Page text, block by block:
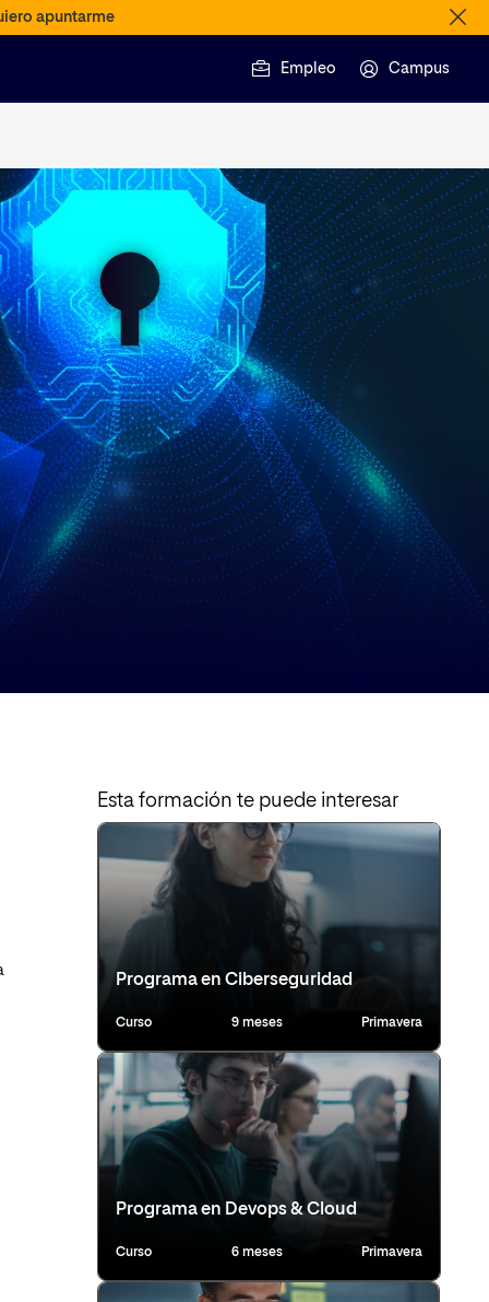
apuntarme
Empleo Campus
Esta formación te puede interesar
Programa en Ciberseguridad
Curso 9 meses Primavera
Programa en Devops & Cloud
Curso 6 meses Primavera